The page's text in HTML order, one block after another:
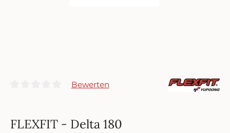
Durchschnittliche Bewertung von 0 von 5 Sternen
Bewerten
FLEXFIT - Delta 180